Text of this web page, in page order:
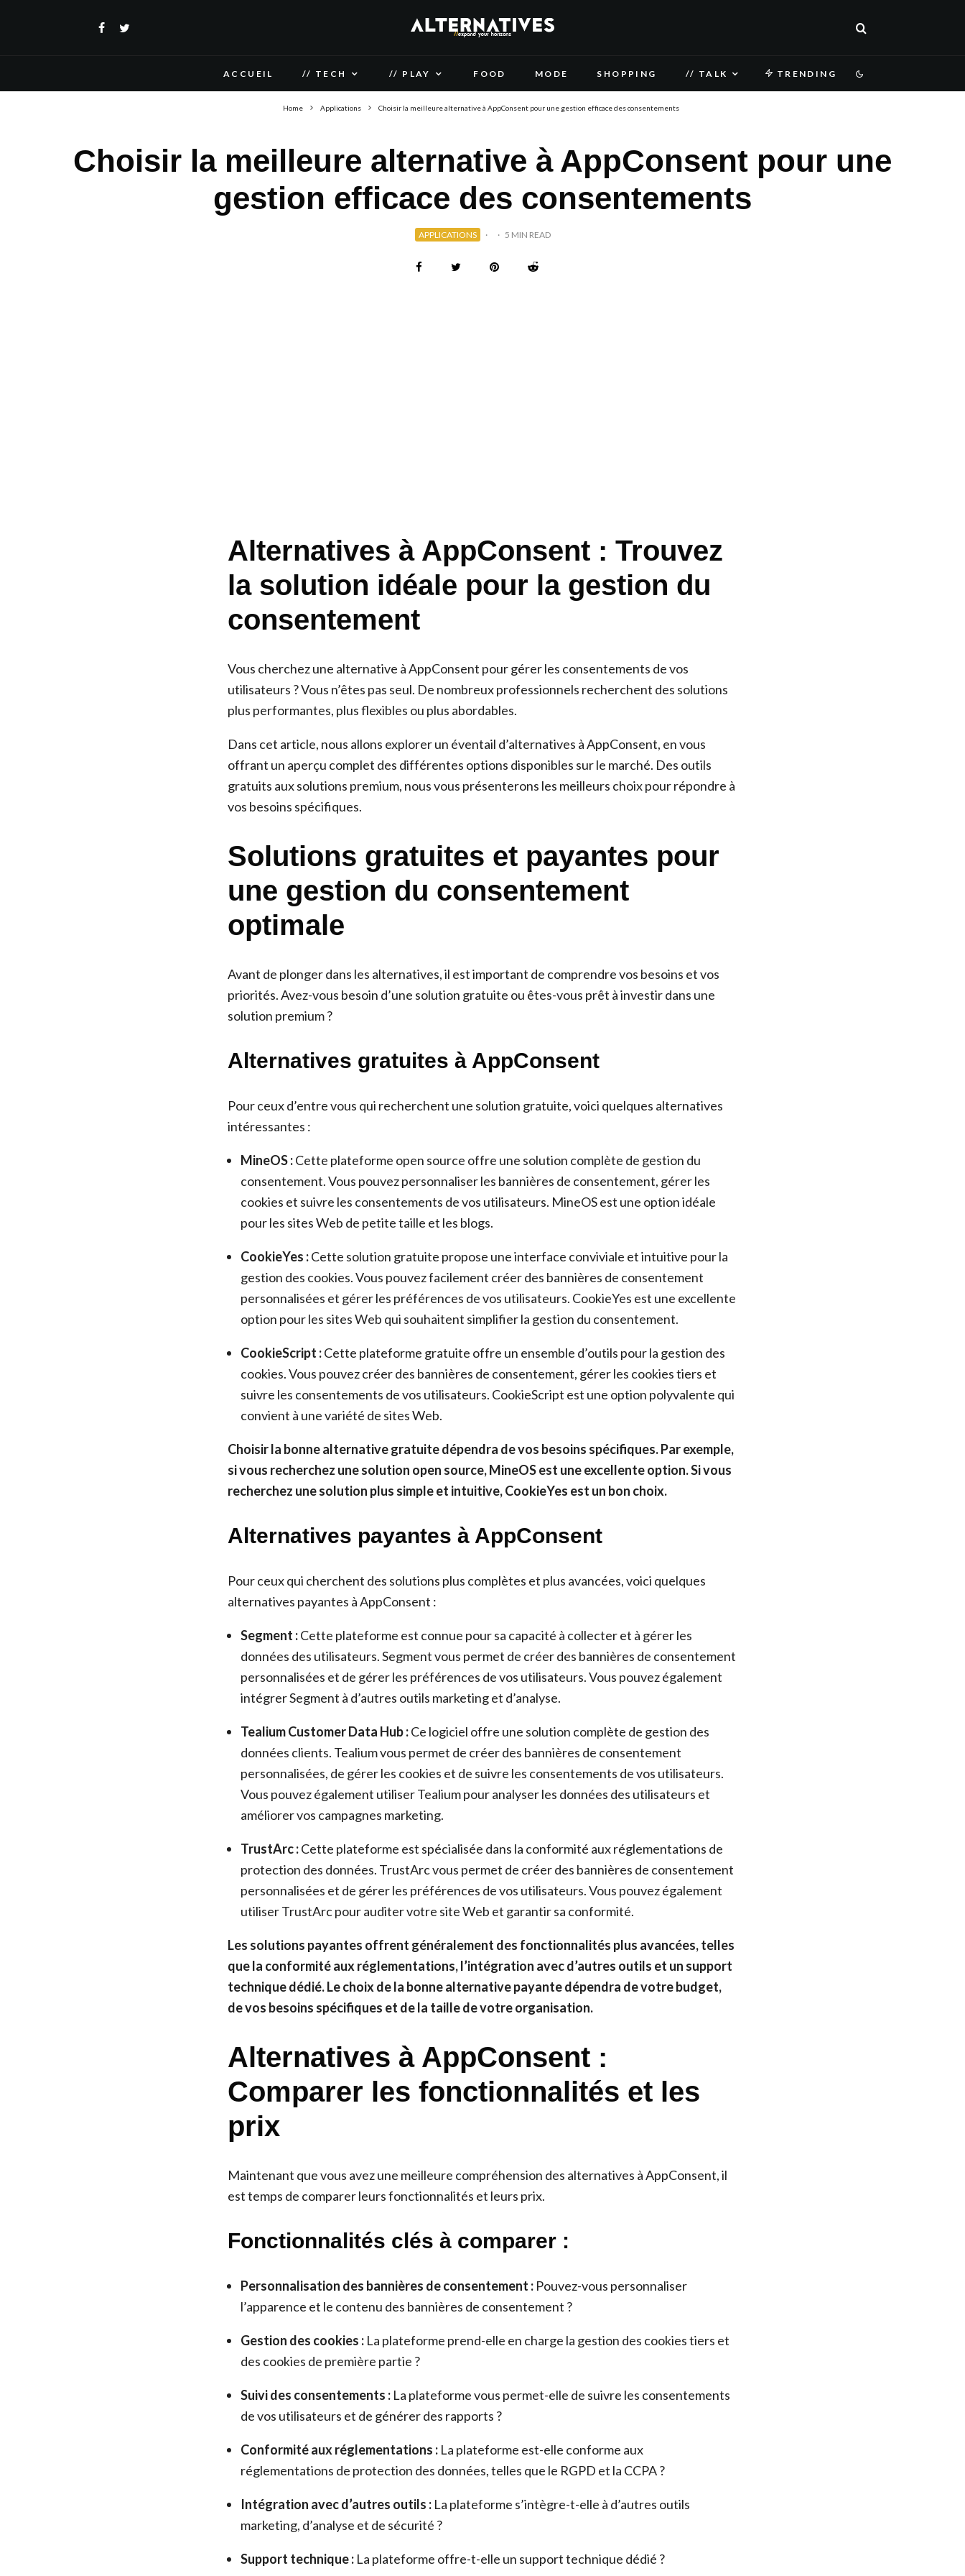
ACCUEIL // TECH // PLAY FOOD MODE SHOPPING // TALK TRENDING
Home Applications Choisir la meilleure alternative à AppConsent pour une gestion efficace des consentements
Choisir la meilleure alternative à AppConsent pour une
gestion efficace des consentements
APPLICATIONS · · 5 MIN READ
Alternatives à AppConsent : Trouvez
la solution idéale pour la gestion du
consentement
Vous cherchez une alternative à AppConsent pour gérer les consentements de vos
utilisateurs ? Vous n’êtes pas seul. De nombreux professionnels recherchent des solutions
plus performantes, plus flexibles ou plus abordables.
Dans cet article, nous allons explorer un éventail d’alternatives à AppConsent, en vous
offrant un aperçu complet des différentes options disponibles sur le marché. Des outils
gratuits aux solutions premium, nous vous présenterons les meilleurs choix pour répondre à
vos besoins spécifiques.
Solutions gratuites et payantes pour
une gestion du consentement
optimale
Avant de plonger dans les alternatives, il est important de comprendre vos besoins et vos
priorités. Avez-vous besoin d’une solution gratuite ou êtes-vous prêt à investir dans une
solution premium ?
Alternatives gratuites à AppConsent
Pour ceux d’entre vous qui recherchent une solution gratuite, voici quelques alternatives
intéressantes :
MineOS :Cette plateforme open source offre une solution complète de gestion du
consentement. Vous pouvez personnaliser les bannières de consentement, gérer les
cookies et suivre les consentements de vos utilisateurs. MineOS est une option idéale
pour les sites Web de petite taille et les blogs.
CookieYes :Cette solution gratuite propose une interface conviviale et intuitive pour la
gestion des cookies. Vous pouvez facilement créer des bannières de consentement
personnalisées et gérer les préférences de vos utilisateurs. CookieYes est une excellente
option pour les sites Web qui souhaitent simplifier la gestion du consentement.
CookieScript :Cette plateforme gratuite offre un ensemble d’outils pour la gestion des
cookies. Vous pouvez créer des bannières de consentement, gérer les cookies tiers et
suivre les consentements de vos utilisateurs. CookieScript est une option polyvalente qui
convient à une variété de sites Web.
Choisir la bonne alternative gratuite dépendra de vos besoins spécifiques. Par exemple,
si vous recherchez une solution open source, MineOS est une excellente option. Si vous
recherchez une solution plus simple et intuitive, CookieYes est un bon choix.
Alternatives payantes à AppConsent
Pour ceux qui cherchent des solutions plus complètes et plus avancées, voici quelques
alternatives payantes à AppConsent :
Segment :Cette plateforme est connue pour sa capacité à collecter et à gérer les
données des utilisateurs. Segment vous permet de créer des bannières de consentement
personnalisées et de gérer les préférences de vos utilisateurs. Vous pouvez également
intégrer Segment à d’autres outils marketing et d’analyse.
Tealium Customer Data Hub :Ce logiciel offre une solution complète de gestion des
données clients. Tealium vous permet de créer des bannières de consentement
personnalisées, de gérer les cookies et de suivre les consentements de vos utilisateurs.
Vous pouvez également utiliser Tealium pour analyser les données des utilisateurs et
améliorer vos campagnes marketing.
TrustArc :Cette plateforme est spécialisée dans la conformité aux réglementations de
protection des données. TrustArc vous permet de créer des bannières de consentement
personnalisées et de gérer les préférences de vos utilisateurs. Vous pouvez également
utiliser TrustArc pour auditer votre site Web et garantir sa conformité.
Les solutions payantes offrent généralement des fonctionnalités plus avancées, telles
que la conformité aux réglementations, l’intégration avec d’autres outils et un support
technique dédié. Le choix de la bonne alternative payante dépendra de votre budget,
de vos besoins spécifiques et de la taille de votre organisation.
Alternatives à AppConsent :
Comparer les fonctionnalités et les
prix
Maintenant que vous avez une meilleure compréhension des alternatives à AppConsent, il
est temps de comparer leurs fonctionnalités et leurs prix.
Fonctionnalités clés à comparer :
Personnalisation des bannières de consentement : Pouvez-vous personnaliser
l’apparence et le contenu des bannières de consentement ?
Gestion des cookies : La plateforme prend-elle en charge la gestion des cookies tiers et
des cookies de première partie ?
Suivi des consentements : La plateforme vous permet-elle de suivre les consentements
de vos utilisateurs et de générer des rapports ?
Conformité aux réglementations : La plateforme est-elle conforme aux
réglementations de protection des données, telles que le RGPD et la CCPA ?
Intégration avec d’autres outils : La plateforme s’intègre-t-elle à d’autres outils
marketing, d’analyse et de sécurité ?
Support technique : La plateforme offre-t-elle un support technique dédié ?